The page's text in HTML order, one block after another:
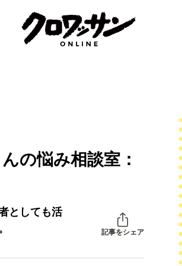
の悩み相談室：
としても活
記事をシェア